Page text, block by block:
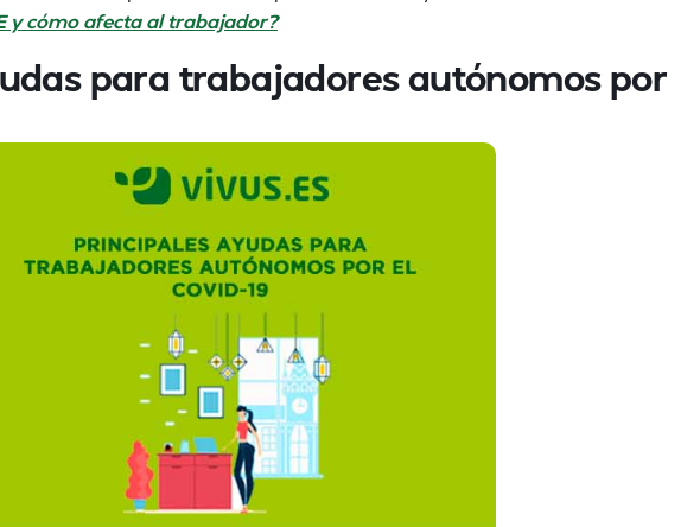
y cómo afecta al trabajador?
para trabajadores autónomos por